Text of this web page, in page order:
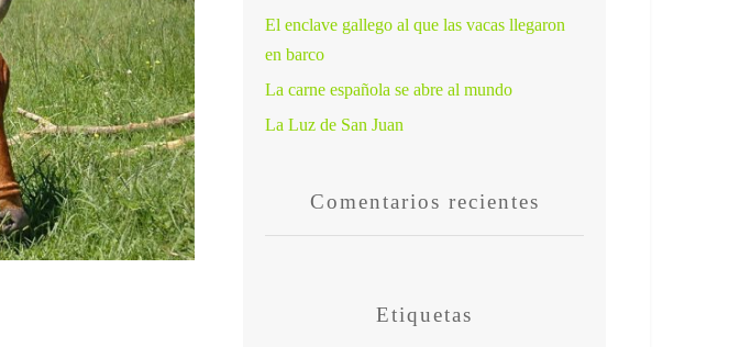
El enclave gallego al que las vacas llegaron
en barco
La carne española se abre al mundo
La Luz de San Juan
Comentarios recientes
Etiquetas